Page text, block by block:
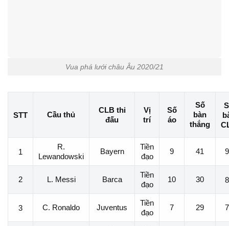
Vua phá lưới châu Âu 2020/21
STT Cầu thủ
CLB thi
đấu
Vị
trí
Số
áo
Số
bàn
thắng
1
R.
Lewandowski
Bayern
Tiền
đạo
9 41
2 L. Messi Barca
Tiền
đạo
10 30
3 C. Ronaldo Juventus
Tiền
đạo
7 29